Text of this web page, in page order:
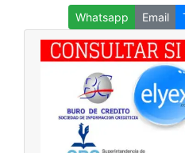
Whatsapp Email